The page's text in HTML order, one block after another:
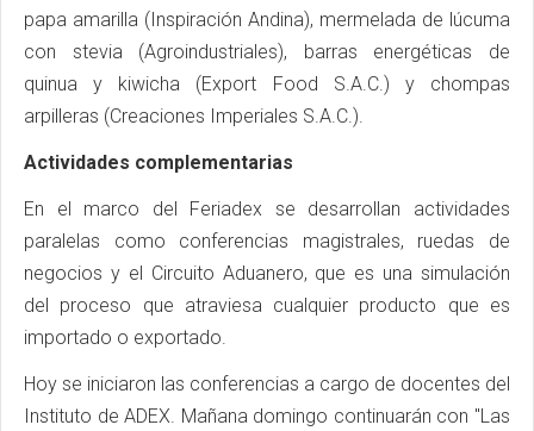
papa amarilla (Inspiración Andina), mermelada de lúcuma
con stevia (Agroindustriales), barras energéticas de
quinua y kiwicha (Export Food S.A.C.) y chompas
arpilleras (Creaciones Imperiales S.A.C.).
Actividades complementarias
En el marco del Feriadex se desarrollan actividades
paralelas como conferencias magistrales, ruedas de
negocios y el Circuito Aduanero, que es una simulación
del proceso que atraviesa cualquier producto que es
importado o exportado.
Hoy se iniciaron las conferencias a cargo de docentes del
Instituto de ADEX. Mañana domingo continuarán con "Las